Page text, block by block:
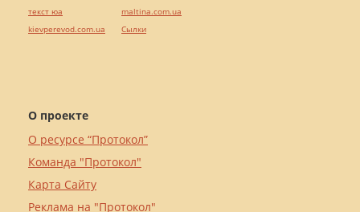
О проекте
О ресурсе “Протокол”
Команда "Протокол"
Карта Сайту
Реклама на "Протокол"
текст юа
kievperevod.com.ua
maltina.com.ua
Cылки